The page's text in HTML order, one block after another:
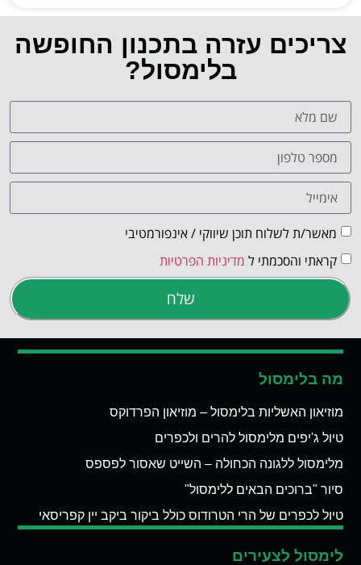
צריכים עזרה בתכנון החופשה
בלימסול?
מאשר/ת לשלוח תוכן שיווקי / אינפורמטיבי
קראתי והסכמתי ל מדיניות הפרטיות
שלח
מה בלימסול
מוזיאון האשליות בלימסול – מוזיאון הפרדוקס
טיול ג'יפים מלימסול להרים ולכפרים
מלימסול ללגונה הכחולה – השייט שאסור לפספס
סיור "ברוכים הבאים ללימסול"
טיול לכפרים של הרי הטרודוס כולל ביקור ביקב יין קפריסאי
לימסול לצעירים